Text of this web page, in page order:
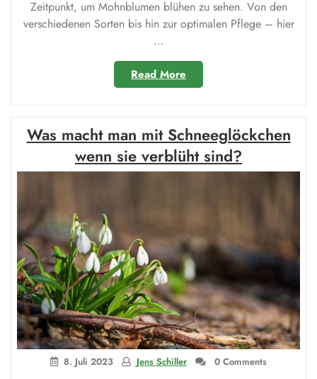
Zeitpunkt, um Mohnblumen blühen zu sehen. Von den
verschiedenen Sorten bis hin zur optimalen Pflege – hier
…
Read More
blühen
Mohnblumen?“
Was macht man mit Schneeglöckchen
wenn sie verblüht sind?
8. Juli 2023 Jens Schiller 0 Comments